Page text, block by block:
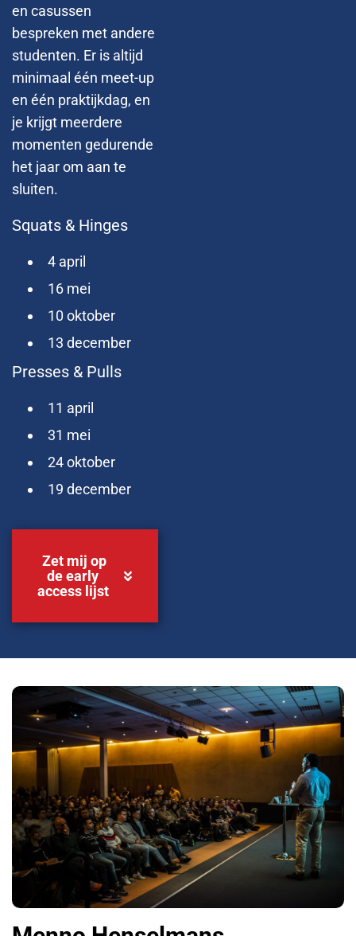
en casussen
bespreken met andere
studenten. Er is altijd
minimaal één meet-up
en één praktijkdag, en
je krijgt meerdere
momenten gedurende
het jaar om aan te
sluiten.
Squats & Hinges
4 april
16 mei
10 oktober
13 december
Presses & Pulls
11 april
31 mei
24 oktober
19 december
Zet mij op
de early
access lijst